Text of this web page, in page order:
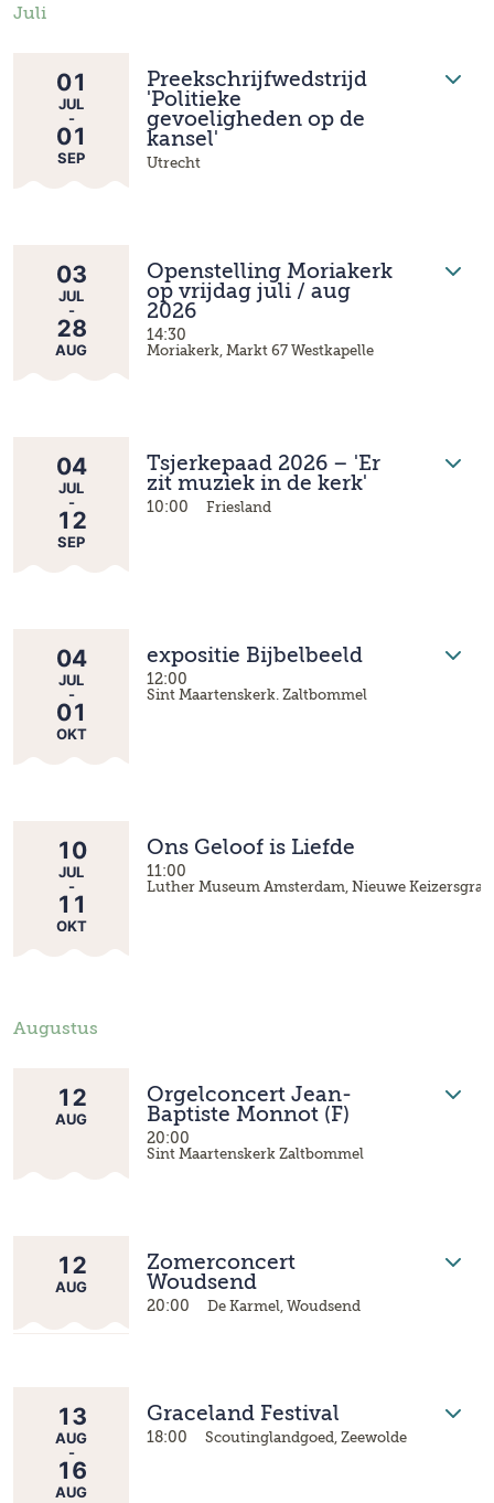
Juli
01
JUL
-
01
SEP
Preekschrijfwedstrijd
'Politieke
gevoeligheden op de
kansel'
Utrecht
03
JUL
-
28
AUG
Openstelling Moriakerk
op vrijdag juli / aug
2026
14:30
Moriakerk, Markt 67 Westkapelle
04
JUL
-
12
SEP
Tsjerkepaad 2026 – 'Er
zit muziek in de kerk'
10:00 Friesland
04
JUL
-
01
OKT
expositie Bijbelbeeld
12:00
Sint Maartenskerk. Zaltbommel
10
JUL
-
11
OKT
Ons Geloof is Liefde
11:00
Luther Museum Amsterdam, Nieuwe
Augustus
12
AUG
Orgelconcert Jean-
Baptiste Monnot (F)
20:00
Sint Maartenskerk Zaltbommel
12
AUG
Zomerconcert
Woudsend
20:00 De Karmel, Woudsend
13
AUG
-
16
AUG
Graceland Festival
18:00 Scoutinglandgoed, Zeewolde